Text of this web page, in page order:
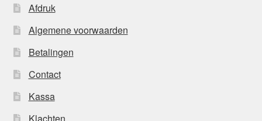
Afdruk
Algemene voorwaarden
Betalingen
Contact
Kassa
Klachten